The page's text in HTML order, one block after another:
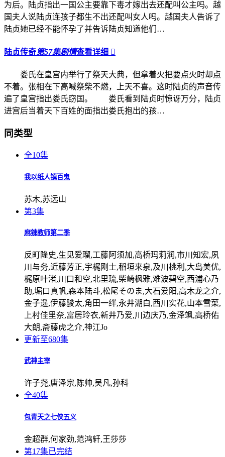
为后。陆贞指出一国公主要靠下毒才嫁出去还配叫公主吗。越
国夫人说陆贞连孩子都生不出还配叫女人吗。越国夫人告诉了
陆贞她已经不能怀孕了并告诉陆贞知道他们…
陆贞传奇第57集剧情查看详细 
娄氏在皇宫内举行了祭天大典，但拿着火把要点火时却点
不着。张相在下高喊祭柴不燃，上天不喜。这时陆贞的声音传
遍了皇宫指出娄氏窃国。 娄氏看到陆贞时惊讶万分，陆贞
进宫后当着天下百姓的面指出娄氏抱出的孩…
同类型
全10集
我以纸人镇百鬼
苏木,苏远山
第3集
麻辣教师第二季
反町隆史,生见爱瑠,工藤阿须加,高桥玛莉润,市川知宏,夙
川与务,近藤芳正,宇梶刚士,稻垣来泉,及川桃利,大岛美优,
梶原叶渚,川口和空,北里琉,柴崎枫雅,难波碧空,西浦心乃
助,堀口真帆,森本陆斗,松尾そのま,大石爱阳,高木龙之介,
金子遥,伊藤骏太,角田一绊,永井湖白,西川实花,山本雪菜,
上村佳里奈,富居玲衣,新井乃爱,川边庆乃,金泽飒,高桥佑
大朗,斋藤虎之介,神江Jo
更新至680集
武神主宰
许子尧,唐泽宗,陈帅,吴凡,孙科
全40集
包青天之七侠五义
金超群,何家劲,范鸿轩,王莎莎
第17集已完结